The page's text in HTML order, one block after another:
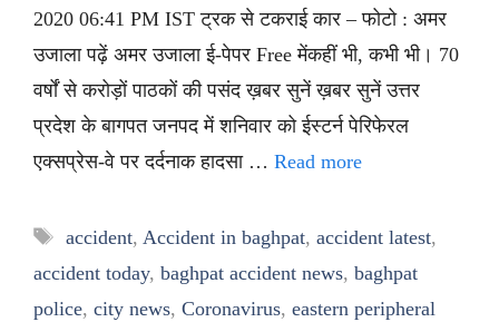
2020 06:41 PM IST ट्रक से टकराई कार – फोटो : अमर
उजाला पढ़ें अमर उजाला ई-पेपर Free मेंकहीं भी, कभी भी। 70
वर्षों से करोड़ों पाठकों की पसंद ख़बर सुनें ख़बर सुनें उत्तर
प्रदेश के बागपत जनपद में शनिवार को ईस्टर्न पेरिफेरल
एक्सप्रेस-वे पर दर्दनाक हादसा … Read more
Tags
accident, Accident in baghpat, accident latest,
accident today, baghpat accident news, baghpat
police, city news, Coronavirus, eastern peripheral